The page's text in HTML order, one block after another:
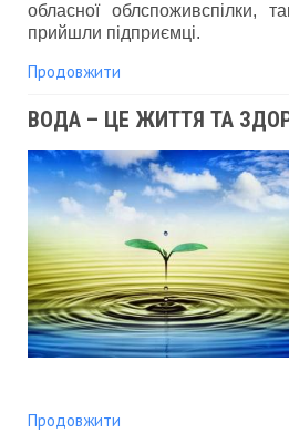
обласної облспоживспілки,
прийшли підприємці.
Продовжити
ВОДА – ЦЕ ЖИТТЯ ТА
Продовжити